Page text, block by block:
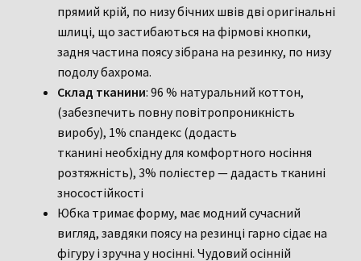
прямий крій, по низу бічних швів дві оригінальні
шлиці, що застибаються на фірмові кнопки,
задня частина поясу зібрана на резинку, по низу
подолу бахрома.
Склад тканини: 96 % натуральний коттон,
(забезпечить повну повітропроникність
виробу), 1% спандекс (додасть
тканині необхідну для комфортного носіння
розтяжність), 3% полієстер — дадасть тканині
зносостійкості
Юбка тримає форму, має модний сучасний
вигляд, завдяки поясу на резинці гарно сідає на
фігуру і зручна у носінні. Чудовий осінній